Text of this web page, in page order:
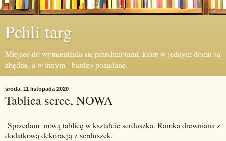
Pchli targ
Miejsce do wymieniania się przedmiotami, które w jednym domu są
zbędne, a w innym - bardzo pożądane.
środa, 11 listopada 2020
Tablica serce, NOWA
Sprzedam nową tablicę w kształcie serduszka. Ramka drewniana z
dodatkową dekoracją z serduszek.